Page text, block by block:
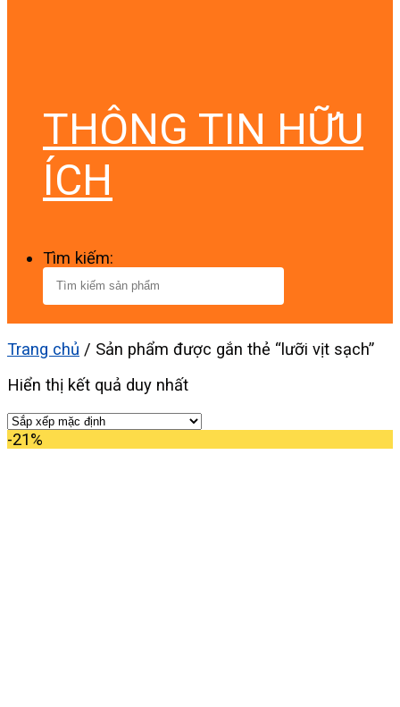
THÔNG TIN HỮU
ÍCH
Tìm kiếm:
Trang chủ / Sản phẩm được gắn thẻ “lưỡi vịt sạch”
Hiển thị kết quả duy nhất
-21%